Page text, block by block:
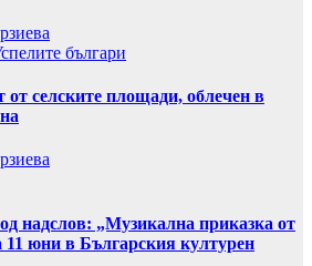
българи
от селските площади, облечен в
надслов: „Музикална приказка от
11 юни в Българския културен